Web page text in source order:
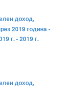
доход,
2019 година -
г. - 2019 г.
доход,